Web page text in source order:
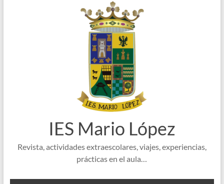
IES Mario López
Revista, actividades extraescolares, viajes, experiencias,
prácticas en el aula…